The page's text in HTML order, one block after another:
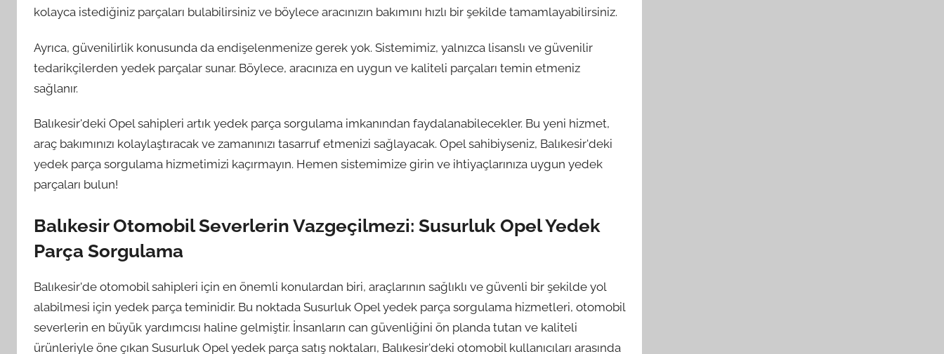
kolayca istediğiniz parçaları bulabilirsiniz ve böylece aracınızın bakımını hızlı bir şekilde tamamlayabilirsiniz.
Ayrıca, güvenilirlik konusunda da endişelenmenize gerek yok. Sistemimiz, yalnızca lisanslı ve güvenilir
tedarikçilerden yedek parçalar sunar. Böylece, aracınıza en uygun ve kaliteli parçaları temin etmeniz
sağlanır.
Balıkesir'deki Opel sahipleri artık yedek parça sorgulama imkanından faydalanabilecekler. Bu yeni hizmet,
araç bakımınızı kolaylaştıracak ve zamanınızı tasarruf etmenizi sağlayacak. Opel sahibiyseniz, Balıkesir'deki
yedek parça sorgulama hizmetimizi kaçırmayın. Hemen sistemimize girin ve ihtiyaçlarınıza uygun yedek
parçaları bulun!
Balıkesir Otomobil Severlerin Vazgeçilmezi: Susurluk Opel Yedek
Parça Sorgulama
Balıkesir'de otomobil sahipleri için en önemli konulardan biri, araçlarının sağlıklı ve güvenli bir şekilde yol
alabilmesi için yedek parça teminidir. Bu noktada Susurluk Opel yedek parça sorgulama hizmetleri, otomobil
severlerin en büyük yardımcısı haline gelmiştir. İnsanların can güvenliğini ön planda tutan ve kaliteli
ürünleriyle öne çıkan Susurluk Opel yedek parça satış noktaları, Balıkesir'deki otomobil kullanıcıları arasında